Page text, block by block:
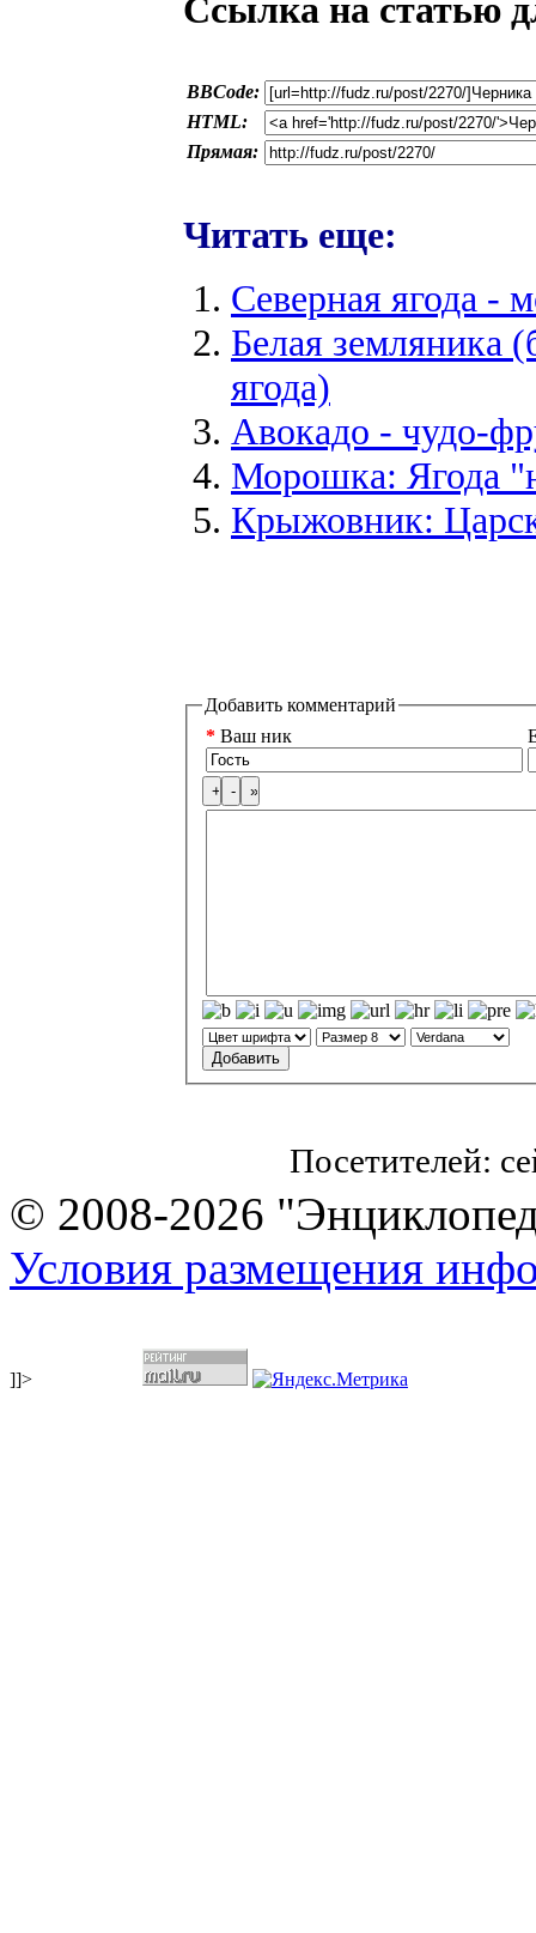
Ссылка на статью
BBCode:
HTML:
Прямая:
Читать еще:
Северная ягода -
Белая земляника
ягода)
Авокадо - чудо-
Морошка: Ягода
Крыжовник:
Добавить комментарий
* Ваш ник
Посетителей:
© 2008-2026
Условия размещения
]]>